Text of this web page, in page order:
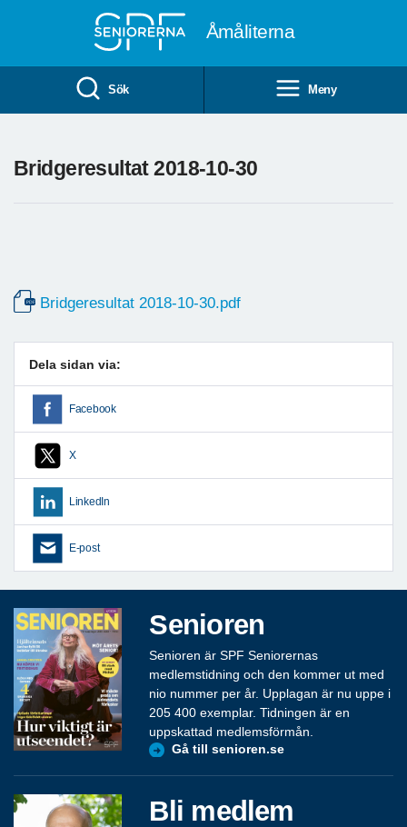
Åmåliterna
Sök Meny
Bridgeresultat 2018-10-30
Bridgeresultat 2018-10-30.pdf
Dela sidan via:
Facebook
X
LinkedIn
E-post
Senioren
Senioren är SPF Seniorernas
medlemstidning och den kommer ut med
nio nummer per år. Upplagan är nu uppe i
205 400 exemplar. Tidningen är en
uppskattad medlemsförmån.
Gå till senioren.se
Bli medlem